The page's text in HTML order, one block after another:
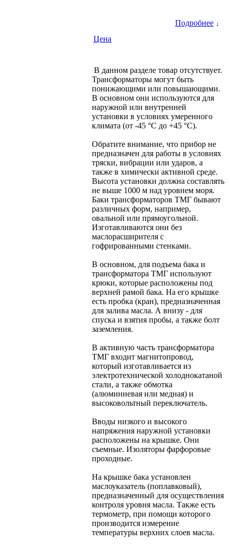
Подробнее ↓
Цена
В данном разделе товар отсутствует.
Трансформаторы могут быть
понижающими или повышающими.
В основном они используются для
наружной или внутренней
установки в условиях умеренного
климата (от -45 °С до +45 °С).
Обратите внимание, что прибор не
предназначен для работы в условиях
тряски, вибрации или ударов, а
также в химически активной среде.
Высота установки должна составлять
не выше 1000 м над уровнем моря.
Баки трансформаторов ТМГ бывают
различных форм, например,
овальной или прямоугольной.
Изготавливаются они без
маслорасширителя с
гофрированными стенками.
В основном, для подъема бака и
трансформатора ТМГ используют
крюки, которые расположены под
верхней рамой бака. На его крышке
есть пробка (кран), предназначенная
для залива масла. А внизу - для
спуска и взятия пробы, а также болт
заземления.
В активную часть трансформатора
ТМГ входит магнитопровод,
который изготавливается из
электротехнической холоднокатаной
стали, а также обмотка
(алюминиевая или медная) и
высоковольтный переключатель.
Вводы низкого и высокого
напряжения наружной установки
расположены на крышке. Они
съемные. Изоляторы фарфоровые
проходные.
На крышке бака установлен
маслоуказатель (поплавковый),
предназначенный для осуществления
контроля уровня масла. Также есть
термометр, при помощи которого
производится измерение
температуры верхних слоев масла.